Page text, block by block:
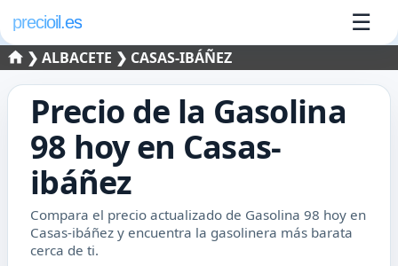
precioil.es ☰
❯ALBACETE ❯ CASAS-IBÁÑEZ
Precio de la Gasolina
98 hoy en Casas-
ibáñez
Compara el precio actualizado de Gasolina 98 hoy en
Casas-ibáñez y encuentra la gasolinera más barata
cerca de ti.